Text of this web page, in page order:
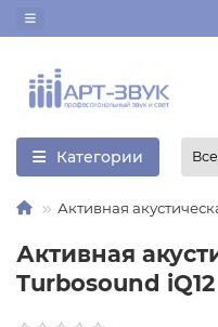
Категории
Активная
Активная
Turbosound iQ12